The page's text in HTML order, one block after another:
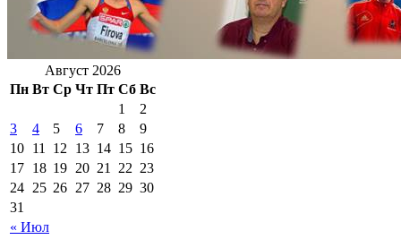
Август 2026
Пн Вт Ср Чт Пт Сб Вс
« Июл
1
2
3
4 5 6 7 8
9
10 11 12 13 14 15 16
17 18 19 20 21 22 23
24 25 26 27 28 29 30
31